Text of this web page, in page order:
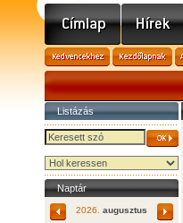
Listázás
Naptár
2026. augusztus